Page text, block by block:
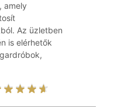
amely
Az üzletben
is elérhetők